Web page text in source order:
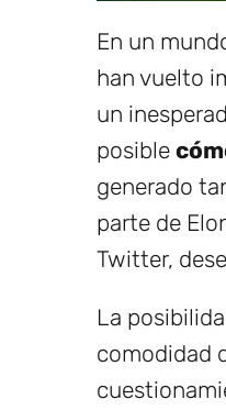
En un
han vuelto
un
posible
generado
parte de
Twitter,
La
comodidad